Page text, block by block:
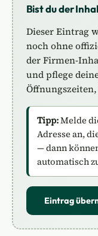
Bist du der
Dieser Eintrag
noch ohne
der Firmen-
und pflege
Tipp:Melde
Adresse an,
— dann
automatisch
Eintrag